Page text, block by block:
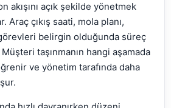
akışını açık şekilde yönetmek
Araç çıkış saati, mola planı,
belirgin olduğunda süreç
taşınmanın hangi aşamada
ve yönetim tarafında daha